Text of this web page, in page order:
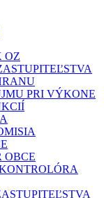
OZ
PRI VÝKONE
OBCE